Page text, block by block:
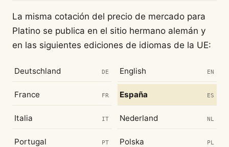
La misma cotación del precio de mercado para
Platino se publica en el sitio hermano alemán y
en las siguientes ediciones de idiomas de la UE:
Deutschland DE English EN
France FR España ES
Italia IT Nederland NL
Portugal PT Polska PL